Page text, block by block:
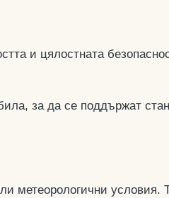
и цялостната
за да се поддържат
метеорологични условия.